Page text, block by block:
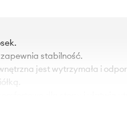
stabilność.
jest wytrzymała i